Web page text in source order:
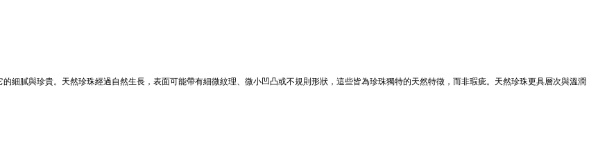
細膩與珍貴。天然珍珠經過自然生長，表面可能帶有細微紋理、微小凹凸或不規則形狀，這些皆為珍珠獨特的天然特徵，而非瑕疵。天然珍珠更具層次與溫潤